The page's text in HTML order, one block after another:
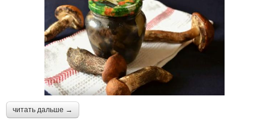
читать дальше →